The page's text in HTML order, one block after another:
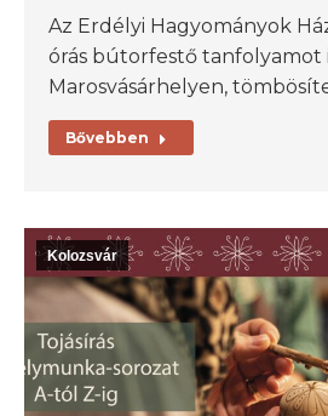
Az Erdélyi Hagyományok
órás bútorfestő
Marosvásárhelyen,
Bővebben
Kolozsvár